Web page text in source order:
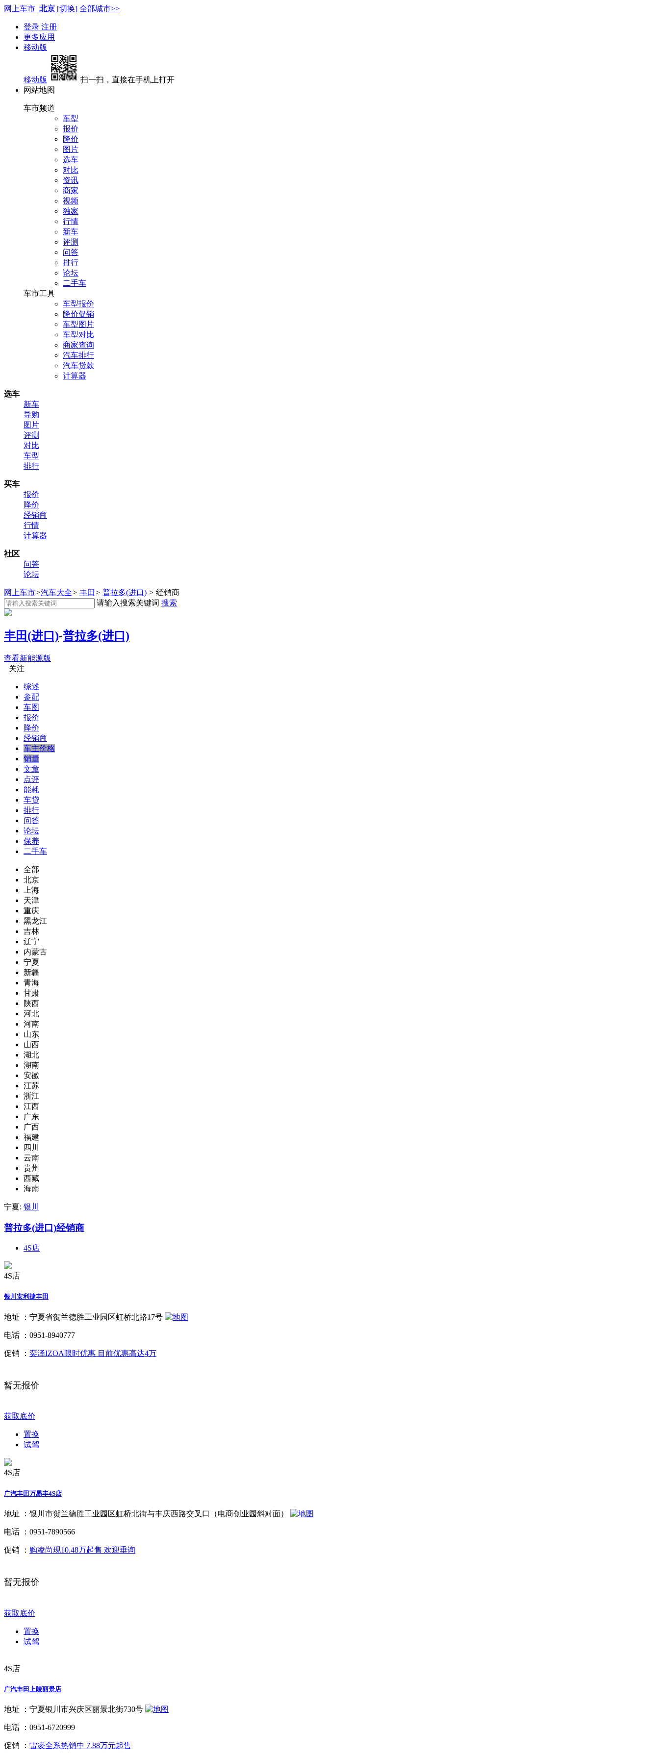
网上车市 北京 [切换] 全部城市>>
登录 注册
更多应用
移动版
移动版
扫一扫，直接在手机上打开
网站地图
车市频道
车型
报价
降价
图片
选车
对比
资讯
商家
视频
独家
行情
新车
评测
问答
排行
论坛
二手车
车市工具
车型报价
降价促销
车型图片
车型对比
商家查询
汽车排行
汽车贷款
计算器
选车
新车
导购
图片
评测
对比
车型
排行
买车
报价
降价
经销商
行情
计算器
社区
问答
论坛
网上车市>汽车大全> 丰田 > 普拉多(进口) > 经销商
请输入搜索关键词 搜索
丰田(进口)-普拉多(进口)
查看新能源版
关注
综述
参配
车图
报价
降价
经销商
车主价格
销量
文章
点评
能耗
车贷
排行
问答
论坛
保养
二手车
全部
北京
上海
天津
重庆
黑龙江
吉林
辽宁
内蒙古
宁夏
新疆
青海
甘肃
陕西
河北
河南
山东
山西
湖北
湖南
安徽
江苏
浙江
江西
广东
广西
福建
四川
云南
贵州
西藏
海南
宁夏: 银川
普拉多(进口)经销商
4S店
4S店
银川安利捷丰田
地址 ： 宁夏省贺兰德胜工业园区虹桥北路17号
电话 ： 0951-8940777
促销 ： 奕泽IZOA限时优惠 目前优惠高达4万
暂无报价
获取底价
置换
试驾
4S店
广汽丰田万易丰4S店
地址 ： 银川市贺兰德胜工业园区虹桥北街与丰庆西路交叉口（电商创业园斜对面）
电话 ： 0951-7890566
促销 ： 购凌尚现10.48万起售 欢迎垂询
暂无报价
获取底价
置换
试驾
4S店
广汽丰田上陵丽景店
地址 ： 宁夏银川市兴庆区丽景北街730号
电话 ： 0951-6720999
促销 ： 雷凌全系热销中 7.88万元起售